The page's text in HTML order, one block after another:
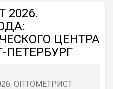
2026.
ЦЕНТРА
ПЕТЕРБУРГ
ОПТОМЕТРИСТ